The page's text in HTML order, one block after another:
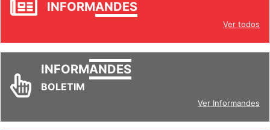
INFORMANDES
Ver todos
INFORMANDES
BOLETIM
Ver Informandes